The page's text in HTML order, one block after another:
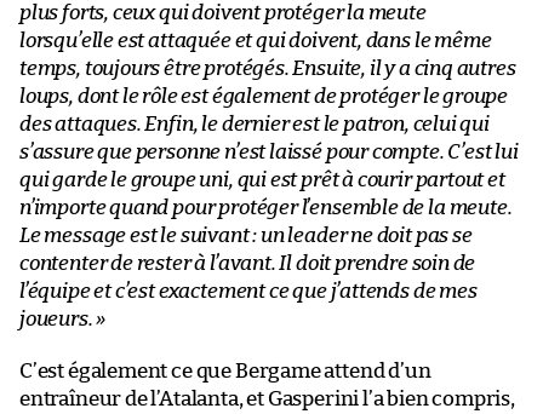
plus forts, ceux qui doivent protéger la meute
lorsqu’elle est attaquée et qui doivent, dans le même
temps, toujours être protégés. Ensuite, il y a cinq autres
loups, dont le rôle est également de protéger le groupe
des attaques. Enfin, le dernier est le patron, celui qui
s’assure que personne n’est laissé pour compte. C’est lui
qui garde le groupe uni, qui est prêt à courir partout et
n’importe quand pour protéger l’ensemble de la meute.
Le message est le suivant : un leader ne doit pas se
contenter de rester à l’avant. Il doit prendre soin de
l’équipe et c’est exactement ce que j’attends de mes
joueurs. »
C’est également ce que Bergame attend d’un
entraîneur de l’Atalanta, et Gasperini l’a bien compris,